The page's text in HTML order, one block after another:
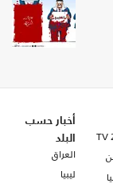
أخبار حسب
البلد
العراق
ليبيا